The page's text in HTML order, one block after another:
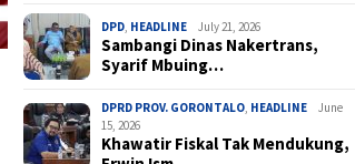
DPD, HEADLINE July 21, 2026
Sambangi Dinas Nakertrans,
Syarif Mbuing…
DPRD PROV. GORONTALO, HEADLINE
June
15, 2026
Khawatir Fiskal Tak Mendukung,